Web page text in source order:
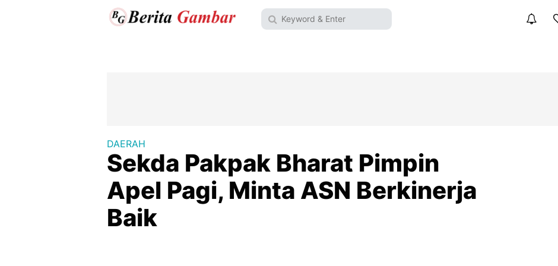
DAERAH
Sekda Pakpak Bharat Pimpin
Apel Pagi, Minta ASN Berkinerja
Baik